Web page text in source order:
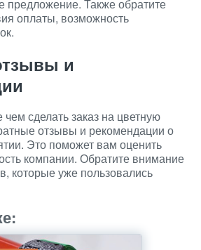
предложение. Также обратите
оплаты, возможность
и
сделать заказ на цветную
отзывы и рекомендации о
Это поможет вам оценить
компании. Обратите внимание
которые уже пользовались